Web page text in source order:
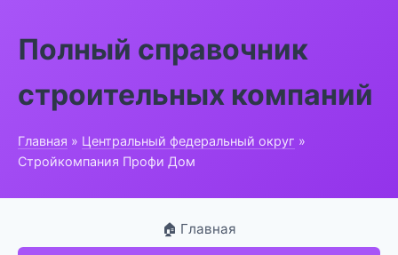
Полный справочник
строительных компаний
Главная » Центральный федеральный округ »
Стройкомпания Профи Дом
🏠 Главная